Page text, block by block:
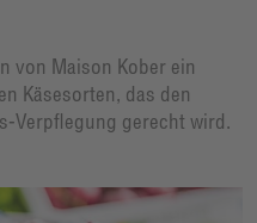
von Maison Kober ein
Käsesorten, das den
Verpflegung gerecht wird.